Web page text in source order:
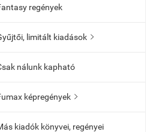
regények
limitált kiadások 
nálunk kapható
képregények 
kiadók könyvei, regényei